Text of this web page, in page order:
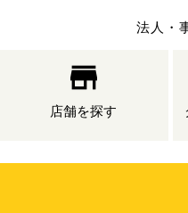
法人・
店舗を探す